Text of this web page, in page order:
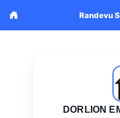
Randevu
DORLION